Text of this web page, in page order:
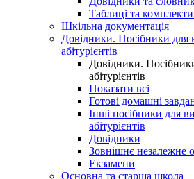
Таблиці та комплекти
Шкільна документація
Довідники. Посібники для
абітурієнтів
Довідники.
абітурієнтів
Показати всі
Готові домашні
Інші посібники для
абітурієнтів
Довідники
Зовнішнє незалежне
Екзамени
Основна та старша школа